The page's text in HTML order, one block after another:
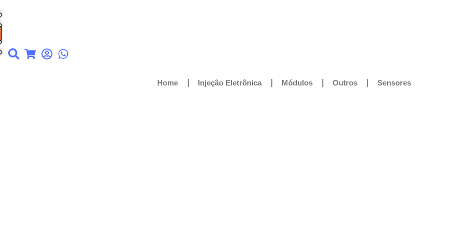
Home Injeção Eletrônica Módulos Outros Sensores